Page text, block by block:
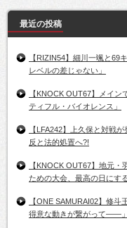
最近の投稿
【RIZIN54】細川一颯と69
レベルの差じゃない」
【KNOCK OUT67】メイ
ティフル・バイオレンス」
【LFA242】上久保と対戦
反と法的処置へ?!
【KNOCK OUT67】地元
ための大会、最高の日にする
【ONE SAMURAI02】修
得意な動きが繋がって――」